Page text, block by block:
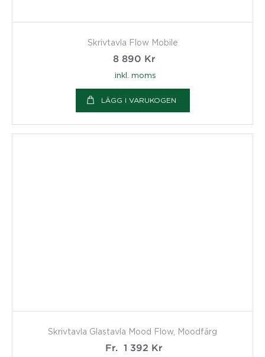
Skrivtavla Flow Mobile
8 890 Kr
inkl. moms
LÄGG I VARUKOGEN
Skrivtavla Glastavla Mood Flow, Moodfärg
Fr.
1 392 Kr